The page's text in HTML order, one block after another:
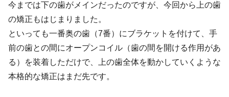
今までは下の歯がメインだったのですが、今回から上の歯
の矯正もはじまりました。
といっても一番奥の歯（7番）にブラケットを付けて、手
前の歯との間にオープンコイル（歯の間を開ける作用があ
る）を装着しただけで、上の歯全体を動かしていくような
本格的な矯正はまだ先です。